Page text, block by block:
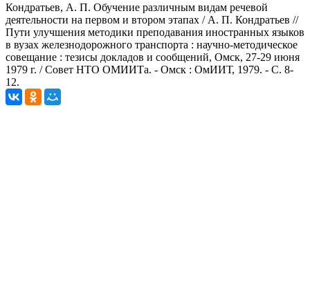
Кондратьев, А. П. Обучение различным видам речевой
деятельности на первом и втором этапах / А. П. Кондратьев //
Пути улучшения методики преподавания иностранных языков
в вузах железнодорожного транспорта : научно-методическое
совещание : тезисы докладов и сообщений, Омск, 27-29 июня
1979 г. / Совет НТО ОМИИТа. - Омск : ОмИИТ, 1979. - С. 8-
12.